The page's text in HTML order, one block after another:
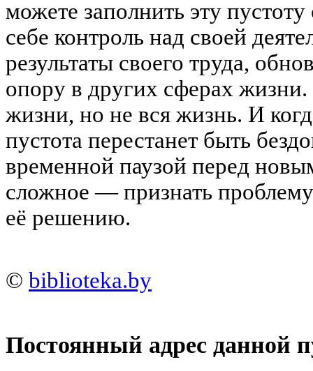
можете заполнить эту
себе контроль над своей
результаты своего труда,
опору в других сферах
жизни, но не вся жизнь. И
пустота перестанет быть
временной паузой перед
сложное — признать
её решению.
© biblioteka.by
Постоянный адрес данной